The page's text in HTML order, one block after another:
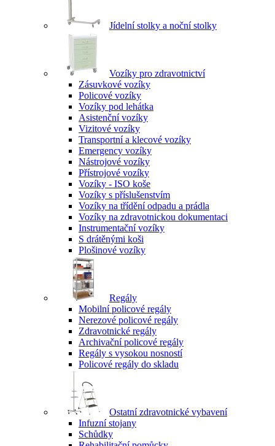
Jídelní stolky a noční stolky
Vozíky pro zdravotnictví
Zásuvkové vozíky
Policové vozíky
Vozíky pod lehátka
Asistenční vozíky
Vizitové vozíky
Transportní a klecové vozíky
Emergency vozíky
Nástrojové vozíky
Přístrojové vozíky
Vozíky - ISO koše
Vozíky s příslušenstvím
Vozíky na třídění odpadu a prádla
Vozíky na zdravotnickou dokumentaci
Instrumentační vozíky
S drátěnými koši
Plošinové vozíky
Regály
Mobilní policové regály
Nerezové policové regály
Zdravotnické regály
Archivační policové regály
Regály s vysokou nosností
Policové regály do skladu
Ostatní zdravotnické vybavení
Infuzní stojany
Schůdky